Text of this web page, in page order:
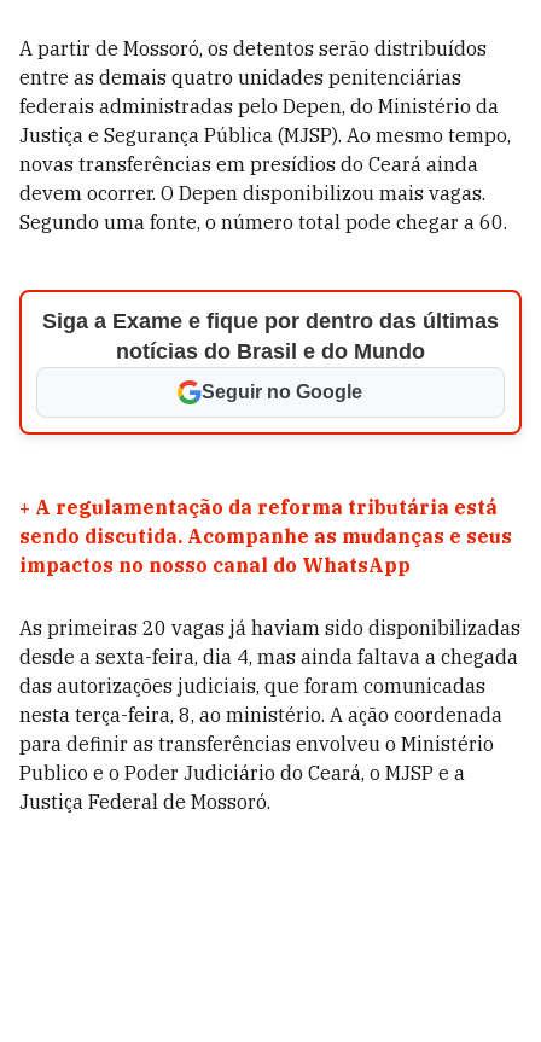
A partir de Mossoró, os detentos serão distribuídos
entre as demais quatro unidades penitenciárias
federais administradas pelo Depen, do Ministério da
Justiça e Segurança Pública (MJSP). Ao mesmo tempo,
novas transferências em presídios do Ceará ainda
devem ocorrer. O Depen disponibilizou mais vagas.
Segundo uma fonte, o número total pode chegar a 60.
Siga a Exame e fique por dentro das últimas
notícias do Brasil e do Mundo
Seguir no Google
+ A regulamentação da reforma tributária está
sendo discutida. Acompanhe as mudanças e seus
impactos no nosso canal do WhatsApp
As primeiras 20 vagas já haviam sido disponibilizadas
desde a sexta-feira, dia 4, mas ainda faltava a chegada
das autorizações judiciais, que foram comunicadas
nesta terça-feira, 8, ao ministério. A ação coordenada
para definir as transferências envolveu o Ministério
Publico e o Poder Judiciário do Ceará, o MJSP e a
Justiça Federal de Mossoró.